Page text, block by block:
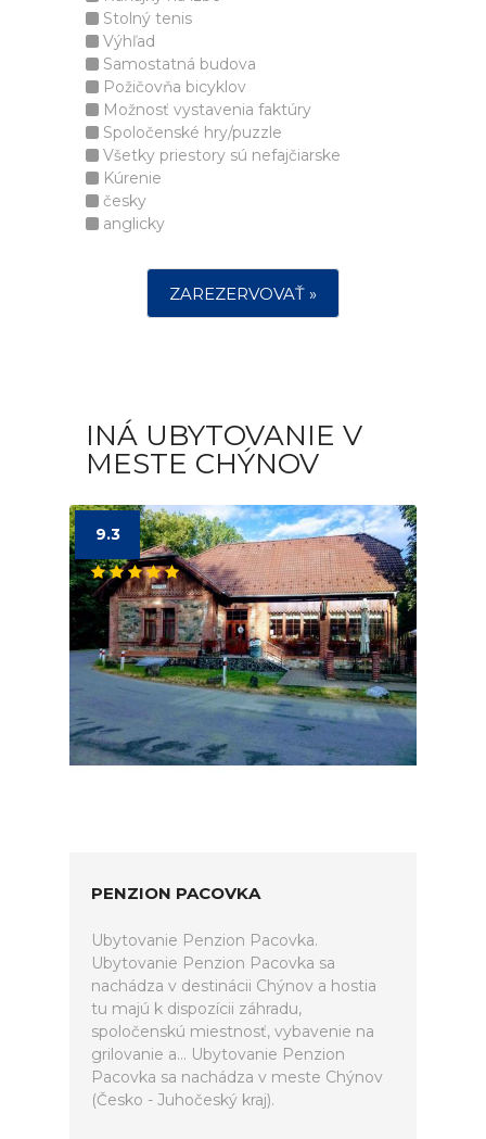
Stolný tenis
Výhľad
Samostatná budova
Požičovňa bicyklov
Možnosť vystavenia faktúry
Spoločenské hry/puzzle
Všetky priestory sú nefajčiarske
Kúrenie
česky
anglicky
ZAREZERVOVAŤ »
INÁ UBYTOVANIE V
MESTE CHÝNOV
9.3
PENZION PACOVKA
Ubytovanie Penzion Pacovka.
Ubytovanie Penzion Pacovka sa
nachádza v destinácii Chýnov a hostia
tu majú k dispozícii záhradu,
spoločenskú miestnosť, vybavenie na
grilovanie a... Ubytovanie Penzion
Pacovka sa nachádza v meste Chýnov
(Česko - Juhočeský kraj).